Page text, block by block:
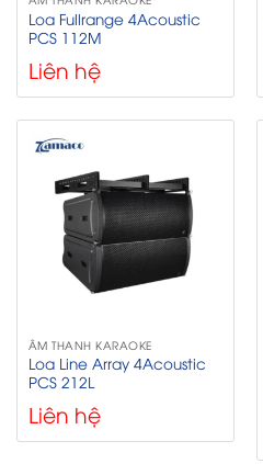
Loa Fullrange 4Acoustic
PCS 112M
Liên hệ
ÂM THANH KARAOKE
Loa Line Array 4Acoustic
PCS 212L
Liên hệ